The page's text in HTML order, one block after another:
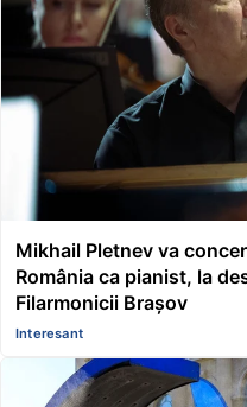
Mikhail Pletnev va
România ca pianist, la
Filarmonicii Brașov
Interesant